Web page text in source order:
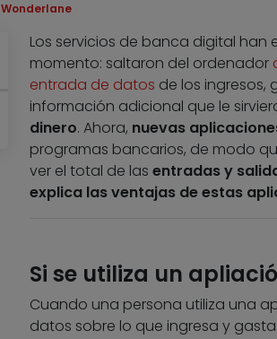
Wonderlane
Los servicios de banca digital
momento: saltaron del ordenador
entrada de datos de los ingresos,
información adicional que le
dinero. Ahora, nuevas
programas bancarios, de modo
ver el total de las entradas y
explica las ventajas de estas
Si se utiliza un
Cuando una persona utiliza una
datos sobre lo que ingresa y